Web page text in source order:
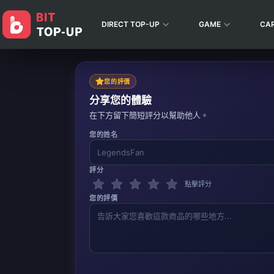
DIRECT TOP-UP GAME
您的評價
分享您的體驗
在下方留下簡短評分以幫助他人。
您的姓名
評分
點擊評分
您的評價